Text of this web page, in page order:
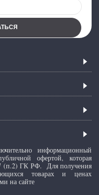
информационный
офертой, которая
(п.2) ГК РФ. Для получения
товарах и ценах
на сайте